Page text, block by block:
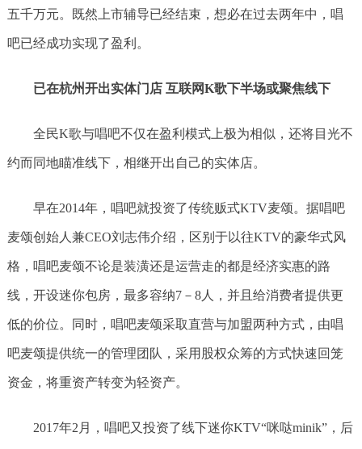
五千万元。既然上市辅导已经结束，想必在过去两年中，唱
吧已经成功实现了盈利。
已在杭州开出实体门店 互联网K歌下半场或聚焦线下
全民K歌与唱吧不仅在盈利模式上极为相似，还将目光不
约而同地瞄准线下，相继开出自己的实体店。
早在2014年，唱吧就投资了传统贩式KTV麦颂。据唱吧
麦颂创始人兼CEO刘志伟介绍，区别于以往KTV的豪华式风
格，唱吧麦颂不论是装潢还是运营走的都是经济实惠的路
线，开设迷你包房，最多容纳7－8人，并且给消费者提供更
低的价位。同时，唱吧麦颂采取直营与加盟两种方式，由唱
吧麦颂提供统一的管理团队，采用股权众筹的方式快速回笼
资金，将重资产转变为轻资产。
2017年2月，唱吧又投资了线下迷你KTV“咪哒minik”，后